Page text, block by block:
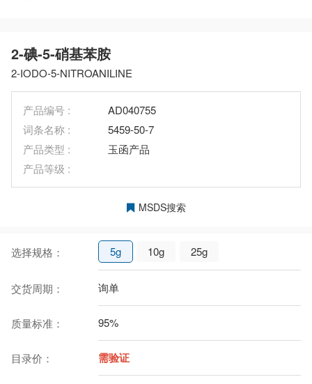
2-碘-5-硝基苯胺
2-IODO-5-NITROANILINE
产品编号 :
AD040755
词条名称 :
5459-50-7
产品类型 :
玉函产品
产品等级 :
MSDS搜索
选择规格： 5g 10g 25g
交货周期： 询单
质量标准： 95%
目录价： 需验证